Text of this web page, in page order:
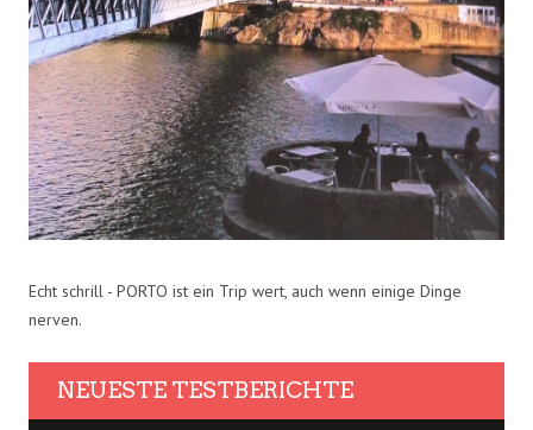
Echt schrill - PORTO ist ein Trip wert, auch wenn einige Dinge
nerven.
NEUESTE TESTBERICHTE